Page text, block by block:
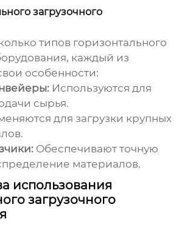
загрузочного
типов горизонтального
, каждый из
особенности:
Используются для
сырья.
для загрузки крупных
Обеспечивают точную
материалов.
использования
загрузочного